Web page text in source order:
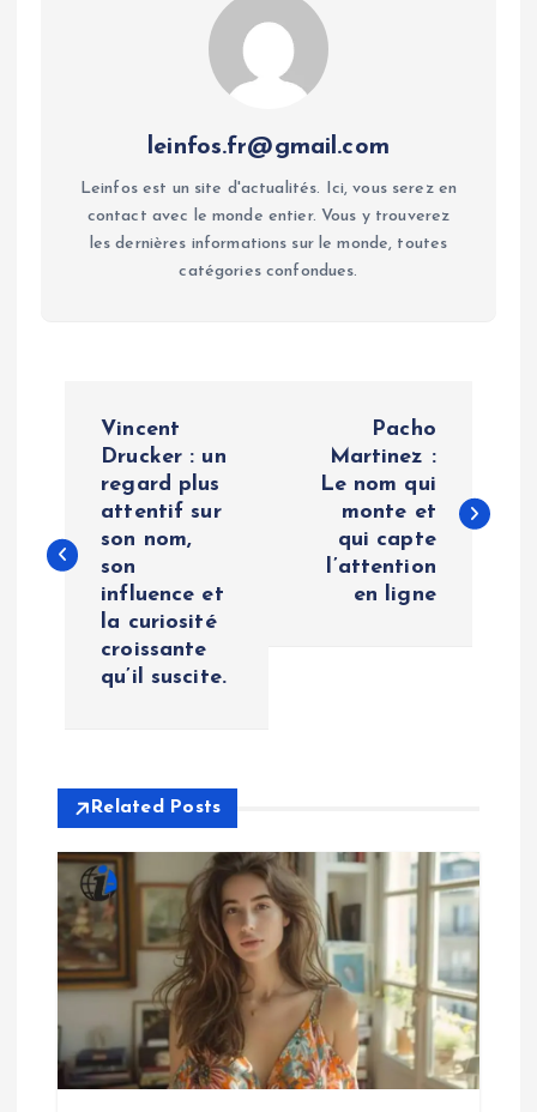
leinfos.fr@gmail.com
Leinfos est un site d'actualités. Ici, vous serez en
contact avec le monde entier. Vous y trouverez
les dernières informations sur le monde, toutes
catégories confondues.
s
t
g
a
t
Vincent
Drucker : un
regard plus
attentif sur
son nom,
son
influence et
la curiosité
croissante
qu’il suscite.
Pacho
Martinez :
Le nom qui
monte et
qui capte
l’attention
en ligne
Related Posts